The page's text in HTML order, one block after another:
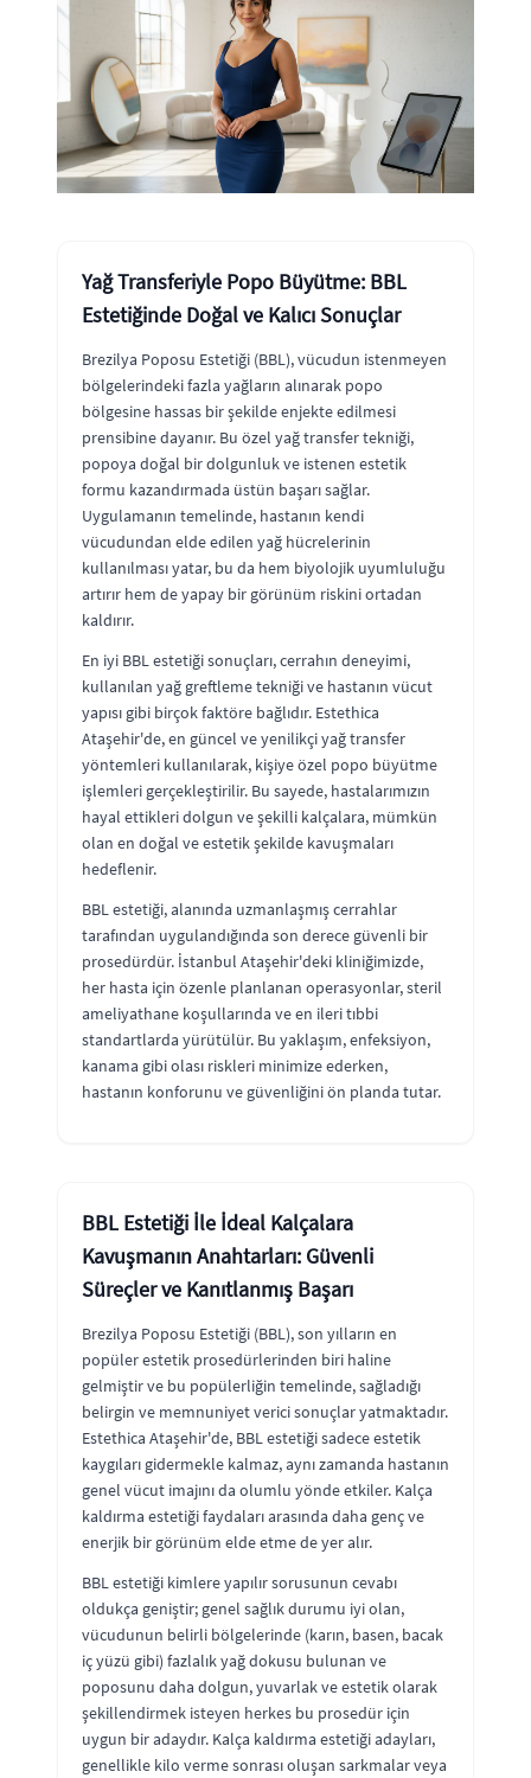
Yağ Transferiyle Popo Büyütme: BBL
Estetiğinde Doğal ve Kalıcı Sonuçlar
Brezilya Poposu Estetiği (BBL), vücudun istenmeyen
bölgelerindeki fazla yağların alınarak popo
bölgesine hassas bir şekilde enjekte edilmesi
prensibine dayanır. Bu özel yağ transfer tekniği,
popoya doğal bir dolgunluk ve istenen estetik
formu kazandırmada üstün başarı sağlar.
Uygulamanın temelinde, hastanın kendi
vücudundan elde edilen yağ hücrelerinin
kullanılması yatar, bu da hem biyolojik uyumluluğu
artırır hem de yapay bir görünüm riskini ortadan
kaldırır.
En iyi BBL estetiği sonuçları, cerrahın deneyimi,
kullanılan yağ greftleme tekniği ve hastanın vücut
yapısı gibi birçok faktöre bağlıdır. Estethica
Ataşehir'de, en güncel ve yenilikçi yağ transfer
yöntemleri kullanılarak, kişiye özel popo büyütme
işlemleri gerçekleştirilir. Bu sayede, hastalarımızın
hayal ettikleri dolgun ve şekilli kalçalara, mümkün
olan en doğal ve estetik şekilde kavuşmaları
hedeflenir.
BBL estetiği, alanında uzmanlaşmış cerrahlar
tarafından uygulandığında son derece güvenli bir
prosedürdür. İstanbul Ataşehir'deki kliniğimizde,
her hasta için özenle planlanan operasyonlar, steril
ameliyathane koşullarında ve en ileri tıbbi
standartlarda yürütülür. Bu yaklaşım, enfeksiyon,
kanama gibi olası riskleri minimize ederken,
hastanın konforunu ve güvenliğini ön planda tutar.
BBL Estetiği İle İdeal Kalçalara
Kavuşmanın Anahtarları: Güvenli
Süreçler ve Kanıtlanmış Başarı
Brezilya Poposu Estetiği (BBL), son yılların en
popüler estetik prosedürlerinden biri haline
gelmiştir ve bu popülerliğin temelinde, sağladığı
belirgin ve memnuniyet verici sonuçlar yatmaktadır.
Estethica Ataşehir'de, BBL estetiği sadece estetik
kaygıları gidermekle kalmaz, aynı zamanda hastanın
genel vücut imajını da olumlu yönde etkiler. Kalça
kaldırma estetiği faydaları arasında daha genç ve
enerjik bir görünüm elde etme de yer alır.
BBL estetiği kimlere yapılır sorusunun cevabı
oldukça geniştir; genel sağlık durumu iyi olan,
vücudunun belirli bölgelerinde (karın, basen, bacak
iç yüzü gibi) fazlalık yağ dokusu bulunan ve
poposunu daha dolgun, yuvarlak ve estetik olarak
şekillendirmek isteyen herkes bu prosedür için
uygun bir adaydır. Kalça kaldırma estetiği adayları,
genellikle kilo verme sonrası oluşan sarkmalar veya